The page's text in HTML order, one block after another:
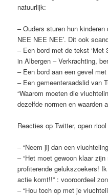
natuurlijk:
– Ouders sturen hun kinderen
NEE NEE NEE’. Dit ook
– Een bord met de tekst ‘Met
in Albergen – Verkrachting,
– Een bord aan een gevel met
– Een gemeenteraadslid van
“Waarom moeten die
dezelfde normen en waarden
Reacties op Twitter, open
– “Neem jij dan een
– “Het moet gewoon klaar
profiterende gelukszoekers!
actie komt!!” : vooroordeel
– “Hou toch op met je